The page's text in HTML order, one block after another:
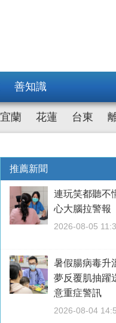
善知識
宜蘭 花蓮 台東
推薦新聞
連玩笑都聽
心大腦拉警報
2026-08-05
暑假腸病毒升
夢反覆肌抽
意重症警訊
2026-08-04